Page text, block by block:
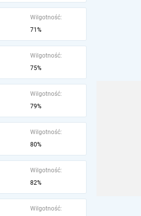
Wilgotność:
71%
Wilgotność:
75%
Wilgotność:
79%
Wilgotność:
80%
Wilgotność:
82%
Wilgotność: